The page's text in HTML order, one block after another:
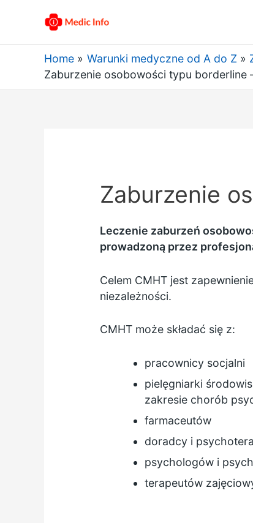
Home Warunki medyczne od A do Z
Zaburzenie osobowości typu borderline
Zaburzenie
Leczenie zaburzeń
prowadzoną przez
Celem CMHT jest
niezależności.
CMHT może składać się z:
pracownicy socjalni
pielęgniarki
zakresie chorób
farmaceutów
doradcy i
psychologów i
terapeutów